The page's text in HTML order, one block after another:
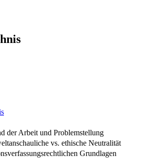
der Arbeit und Problemstellung
vs. ethische Neutralität
Grundlagen